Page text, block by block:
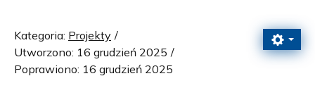
Kategoria: Projekty
Utworzono: 16 grudzień 2025
Poprawiono: 16 grudzień 2025